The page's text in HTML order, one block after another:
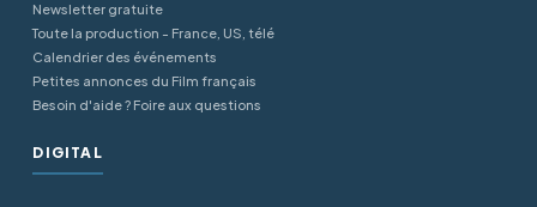
Newsletter gratuite
Toute la production - France, US, télé
Calendrier des événements
Petites annonces du Film français
Besoin d'aide ? Foire aux questions
DIGITAL